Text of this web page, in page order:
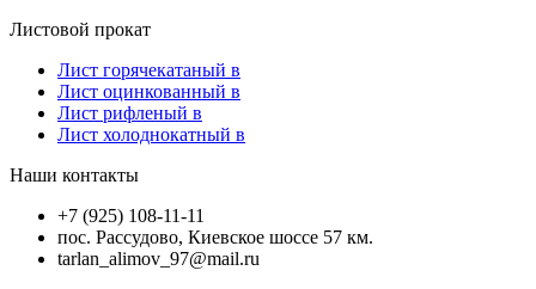
Листовой прокат
Лист горячекатаный в
Лист оцинкованный в
Лист рифленый в
Лист холоднокатный в
Наши контакты
+7 (925) 108-11-11
пос. Рассудово, Киевское шоссе 57 км.
tarlan_alimov_97@mail.ru